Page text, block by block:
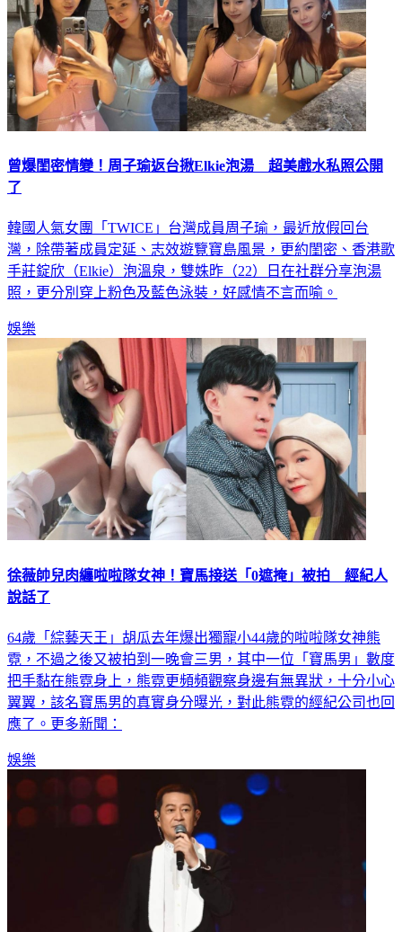
曾爆閨密情變！周子瑜返台揪Elkie泡湯 超美戲水私照公開
了
韓國人氣女團「TWICE」台灣成員周子瑜，最近放假回台
灣，除帶著成員定延、志效遊覽寶島風景，更約閨密、香港歌
手莊錠欣（Elkie）泡溫泉，雙姝昨（22）日在社群分享泡湯
照，更分別穿上粉色及藍色泳裝，好感情不言而喻。
娛樂
徐薇帥兒肉纏啦啦隊女神！寶馬接送「0遮掩」被拍 經紀人
說話了
64歲「綜藝天王」胡瓜去年爆出獨寵小44歲的啦啦隊女神熊
霓，不過之後又被拍到一晚會三男，其中一位「寶馬男」數度
把手黏在熊霓身上，熊霓更頻頻觀察身邊有無異狀，十分小心
翼翼，該名寶馬男的真實身分曝光，對此熊霓的經紀公司也回
應了。更多新聞：
娛樂